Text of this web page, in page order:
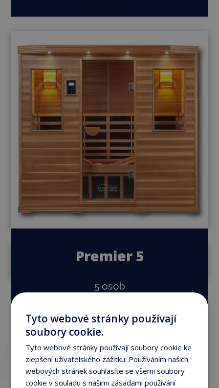
Premier 5
5 osob
Detail produktu
Tyto webové stránky používají
soubory cookie.
Tyto webové stránky používají soubory cookie ke
zlepšení uživatelského zážitku. Používáním našich
webových stránek souhlasíte se všemi soubory
cookie v souladu s našimi zásadami používání